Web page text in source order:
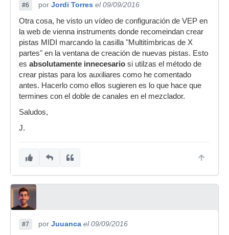
#6 por Jordi Torres el 09/09/2016
Otra cosa, he visto un vídeo de configuración de VEP en
la web de vienna instruments donde recomeindan crear
pistas MIDI marcando la casilla "Multitímbricas de X
partes" en la ventana de creación de nuevas pistas. Esto
es absolutamente innecesario si utilzas el método de
crear pistas para los auxiliares como he comentado
antes. Hacerlo como ellos sugieren es lo que hace que
termines con el doble de canales en el mezclador.
Saludos,
J.
#7 por Juuanca el 09/09/2016